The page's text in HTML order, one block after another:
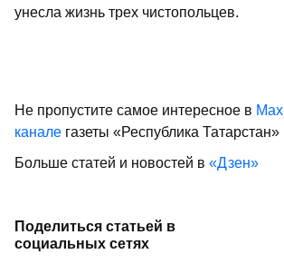
унесла жизнь трех чистопольцев.
Не пропустите самое интересное в Max
канале газеты «Республика Татарстан»
Больше статей и новостей в «Дзен»
Поделиться статьей в
социальных сетях